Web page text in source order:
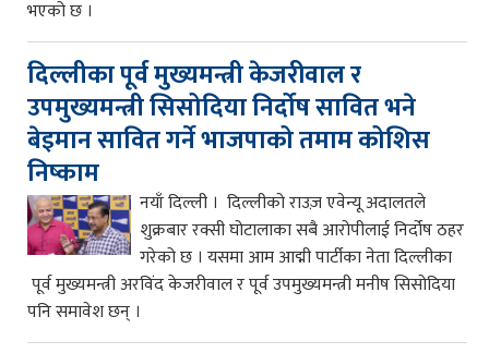
भएको छ ।
दिल्लीका पूर्व मुख्यमन्त्री केजरीवाल र
उपमुख्यमन्त्री सिसोदिया निर्दोष सावित भने
बेइमान सावित गर्ने भाजपाको तमाम कोशिस
निष्काम
नयाँ दिल्ली । दिल्लीको राउज़ एवेन्यू अदालतले
शुक्रबार रक्सी घोटालाका सबै आरोपीलाई निर्दोष ठहर
गरेको छ । यसमा आम आद्मी पार्टीका नेता दिल्लीका
पूर्व मुख्यमन्त्री अरविंद केजरीवाल र पूर्व उपमुख्यमन्त्री मनीष सिसोदिया
पनि समावेश छन् ।